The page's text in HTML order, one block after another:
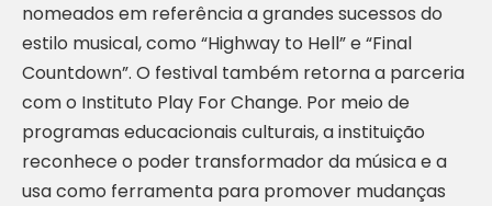
nomeados em referência a grandes sucessos do
estilo musical, como “Highway to Hell” e “Final
Countdown”. O festival também retorna a parceria
com o Instituto Play For Change. Por meio de
programas educacionais culturais, a instituição
reconhece o poder transformador da música e a
usa como ferramenta para promover mudanças